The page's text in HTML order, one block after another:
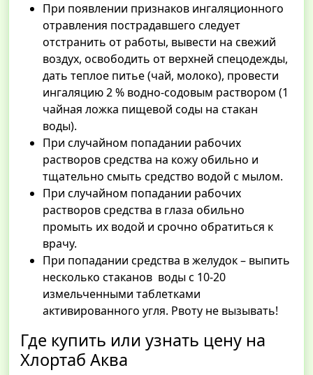
При появлении признаков ингаляционного
отравления пострадавшего следует
отстранить от работы, вывести на свежий
воздух, освободить от верхней спецодежды,
дать теплое питье (чай, молоко), провести
ингаляцию 2 % водно-содовым раствором (1
чайная ложка пищевой соды на стакан
воды).
При случайном попадании рабочих
растворов средства на кожу обильно и
тщательно смыть средство водой с мылом.
При случайном попадании рабочих
растворов средства в глаза обильно
промыть их водой и срочно обратиться к
врачу.
При попадании средства в желудок – выпить
несколько стаканов воды с 10-20
измельченными таблетками
активированного угля. Рвоту не вызывать!
Где купить или узнать цену на
Хлортаб Аква